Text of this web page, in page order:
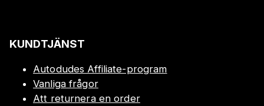
KUNDTJÄNST
Autodudes Affiliate-program
Vanliga frågor
Att returnera en order